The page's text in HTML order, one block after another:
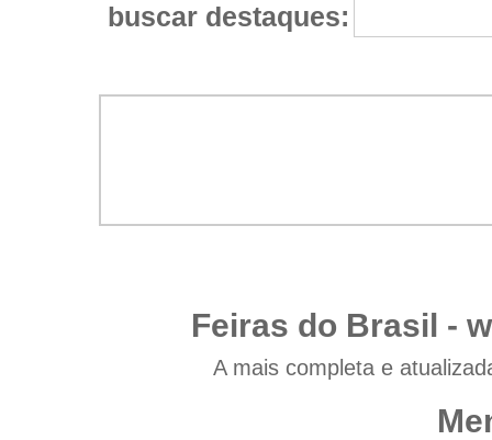
buscar destaques:
Feiras do Brasil -
A mais completa e